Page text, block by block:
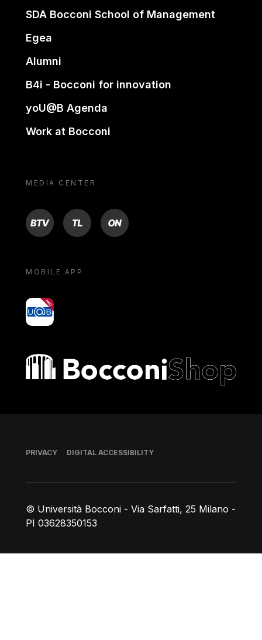
SDA Bocconi School of Management
Egea
Alumni
B4i - Bocconi for innovation
yoU@B Agenda
Work at Bocconi
MEDIA CENTER
BTV TL ON
MOBILE APP
yoU@B
Bocconi shop
© Università Bocconi - Via Sarfatti, 25 Milano -
PI 03628350153
Footer
PRIVACY DIGITAL ACCESSIBILITY